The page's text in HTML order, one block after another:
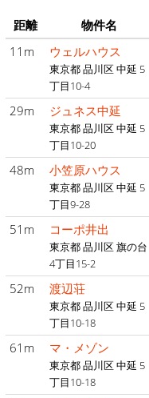
距離 物件名
11m
ウェルハウス
東京都 品川区 中延 5
丁目10-4
29m ジュネス中延
東京都 品川区 中延 5
丁目10-20
48m 小笠原ハウス
東京都 品川区 中延 5
丁目9-28
51m コーポ井出
東京都 品川区 旗の台
4丁目15-2
52m 渡辺荘
東京都 品川区 中延 5
丁目10-18
61m マ・メゾン
東京都 品川区 中延 5
丁目10-18